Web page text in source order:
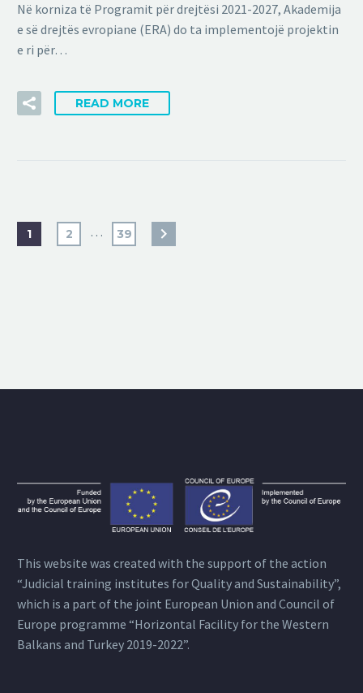
Në korniza të Programit për drejtësi 2021-2027, Akademija
e së drejtës evropiane (ERA) do ta implementojë projektin
e ri për…
READ MORE
1 2 … 39
This website was created with the support of the action
“Judicial training institutes for Quality and Sustainability”,
which is a part of the joint European Union and Council of
Europe programme “Horizontal Facility for the Western
Balkans and Turkey 2019-2022”.